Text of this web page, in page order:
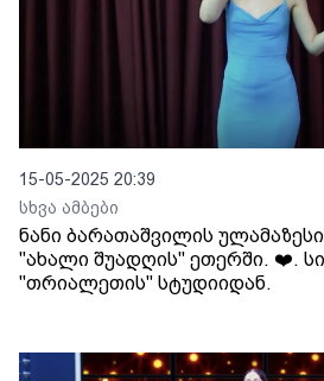
15-05-2025 20:39
სხვა ამბები
ნანი ბარათაშვილის
"ახალი შუადღის" ეთერში. ❤️.
"თრიალეთის" სტუდიიდან.